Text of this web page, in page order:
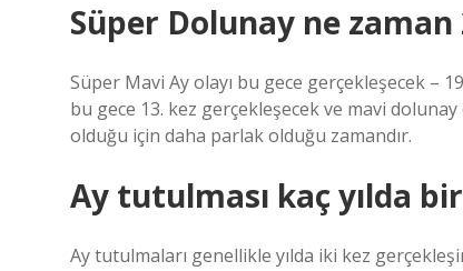
Süper Dolunay ne zaman
Süper Mavi Ay olayı bu gece gerçekleşecek –
bu gece 13. kez gerçekleşecek ve mavi dolunay
olduğu için daha parlak olduğu zamandır.
Ay tutulması kaç yılda
Ay tutulmaları genellikle yılda iki kez